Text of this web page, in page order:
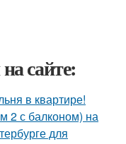
сайте:
в квартире!
2 с балконом) на
для